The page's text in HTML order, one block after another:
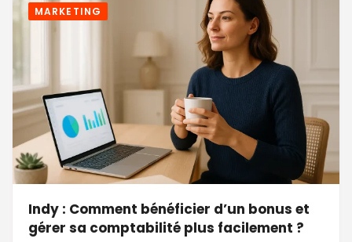
MARKETING
Indy : Comment bénéficier d’un bonus et
gérer sa comptabilité plus facilement ?